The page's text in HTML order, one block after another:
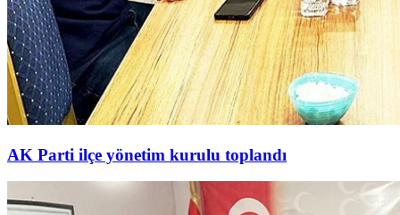
AK Parti ilçe yönetim kurulu toplandı